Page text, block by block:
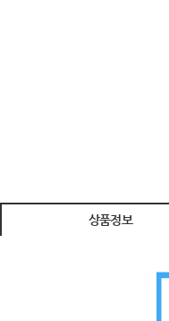
상품정보